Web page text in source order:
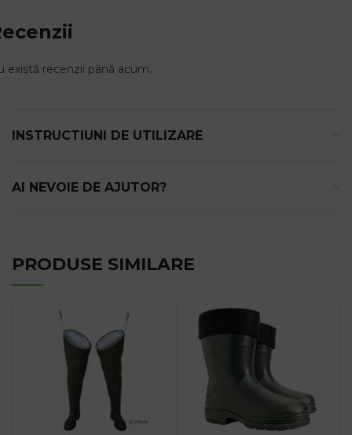
există recenzii până acum.
INSTRUCTIUNI DE UTILIZARE
AI NEVOIE DE AJUTOR?
PRODUSE SIMILARE